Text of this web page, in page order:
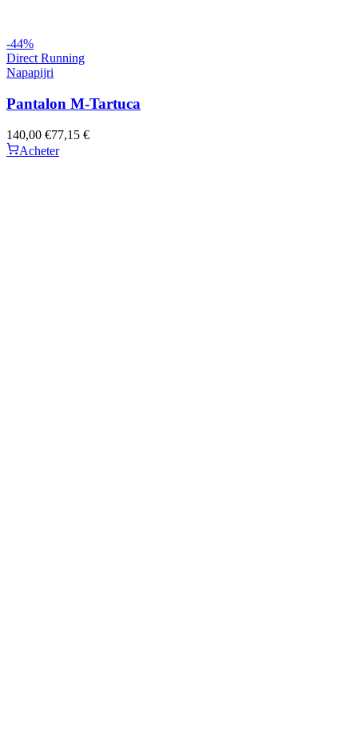
-44%
Direct Running
Napapijri
Pantalon M-Tartuca
140,00 €77,15 €
Acheter